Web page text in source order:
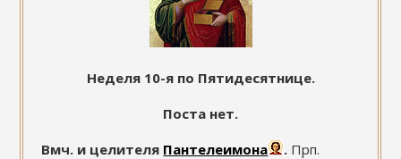
Неделя 10-я по Пятидесятнице.
Поста нет.
Вмч. и целителя Пантелеимона . Прп.